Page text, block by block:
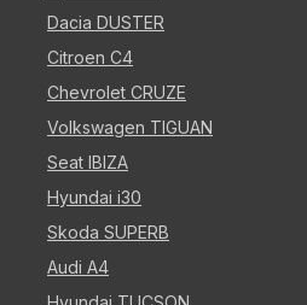
Dacia DUSTER
Citroen C4
Chevrolet CRUZE
Volkswagen TIGUAN
Seat IBIZA
Hyundai i30
Skoda SUPERB
Audi A4